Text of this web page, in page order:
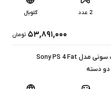
2 عدد گلوبال
۵۳,۸۹۱,۰۰۰ تومان
کنسول بازی استوک سونی مدل Sony PS 4 Fat